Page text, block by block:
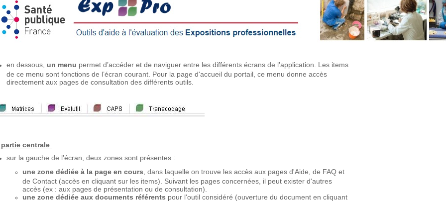
en dessous, un menu permet d’accéder et de naviguer entre les différents écrans de l’application. Les items
de ce menu sont fonctions de l’écran courant. Pour la page d'accueil du portail, ce menu donne accès
directement aux pages de consultation des différents outils.
centrale
sur la gauche de l’écran, deux zones sont présentes :
une zone dédiée à la page en cours , dans laquelle on trouve les accès aux pages d'Aide, de FAQ et
de Contact (accès en cliquant sur les items). Suivant les pages concernées, il peut exister d'autres
accès (ex : aux pages de présentation ou de consultation).
une zone dédiée aux documents référents pour l'outil considéré (ouverture du document en cliquant